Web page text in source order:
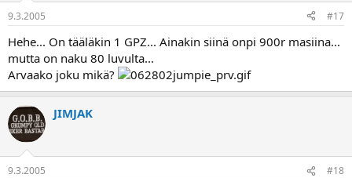
9.3.2005 #17
Hehe... On tääläkin 1 GPZ... Ainakin siinä onpi 900r masiina...
mutta on naku 80 luvulta...
Arvaako joku mikä?
JIMJAK
9.3.2005 #18